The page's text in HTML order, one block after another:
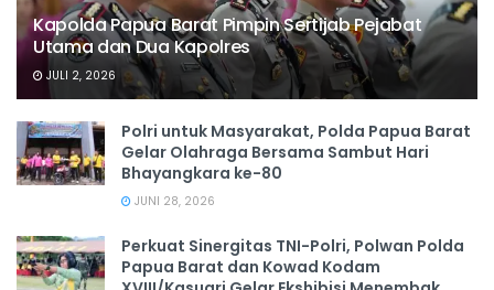
Kapolda Papua Barat Pimpin Sertijab Pejabat
Utama dan Dua Kapolres
JULI 2, 2026
Polri untuk Masyarakat, Polda Papua Barat
Gelar Olahraga Bersama Sambut Hari
Bhayangkara ke-80
JUNI 28, 2026
‎Perkuat Sinergitas TNI-Polri, Polwan Polda
Papua Barat dan Kowad Kodam